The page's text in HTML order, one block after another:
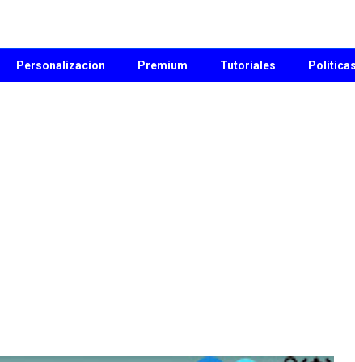
Personalizacion Premium Tutoriales Politicas